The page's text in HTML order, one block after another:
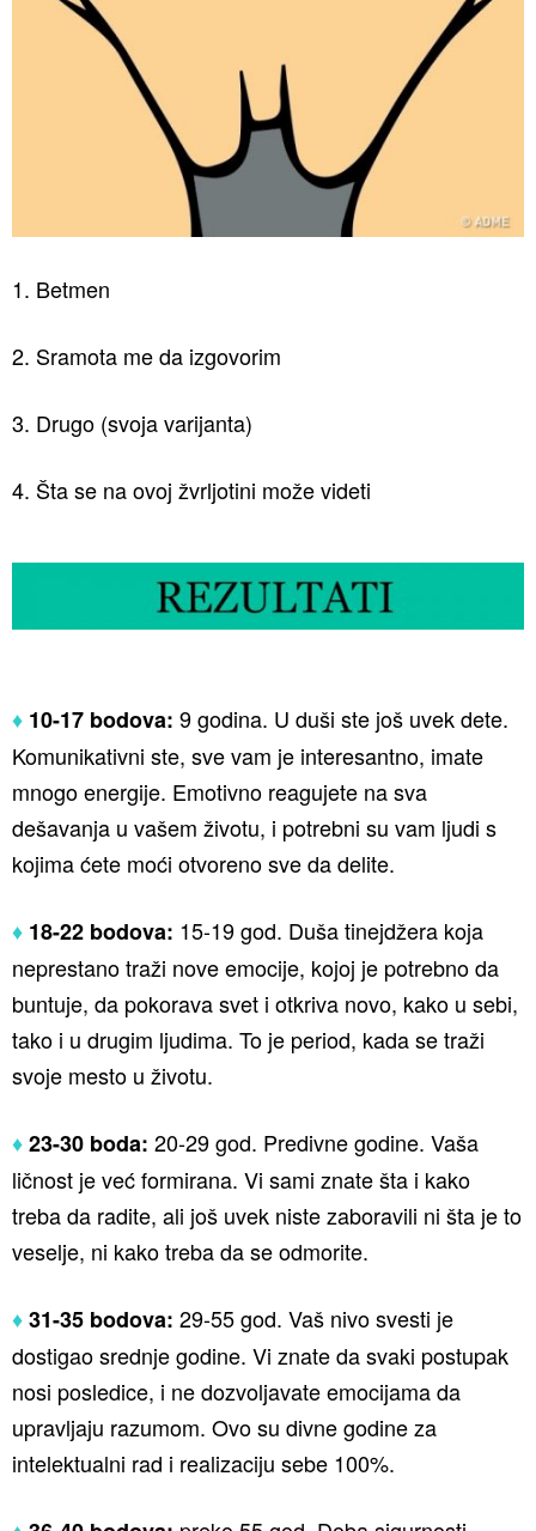
1. Betmen
2. Sramota me da izgovorim
3. Drugo (svoja varijanta)
4. Šta se na ovoj žvrljotini može videti
♦ 10-17 bodova: 9 godina. U duši ste još uvek dete.
Komunikativni ste, sve vam je interesantno, imate
mnogo energije. Emotivno reagujete na sva
dešavanja u vašem životu, i potrebni su vam ljudi s
kojima ćete moći otvoreno sve da delite.
♦ 18-22 bodova: 15-19 god. Duša tinejdžera koja
neprestano traži nove emocije, kojoj je potrebno da
buntuje, da pokorava svet i otkriva novo, kako u sebi,
tako i u drugim ljudima. To je period, kada se traži
svoje mesto u životu.
♦23-30 boda: 20-29 god. Predivne godine. Vaša
ličnost je već formirana. Vi sami znate šta i kako
treba da radite, ali još uvek niste zaboravili ni šta je to
veselje, ni kako treba da se odmorite.
♦31-35 bodova: 29-55 god. Vaš nivo svesti je
dostigao srednje godine. Vi znate da svaki postupak
nosi posledice, i ne dozvoljavate emocijama da
upravljaju razumom. Ovo su divne godine za
intelektualni rad i realizaciju sebe 100%.